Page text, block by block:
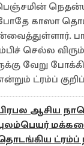
காஸா
செல்ல
வேறு
ட்ரம்ப்
ஆசிய
ட்ரம்ப்